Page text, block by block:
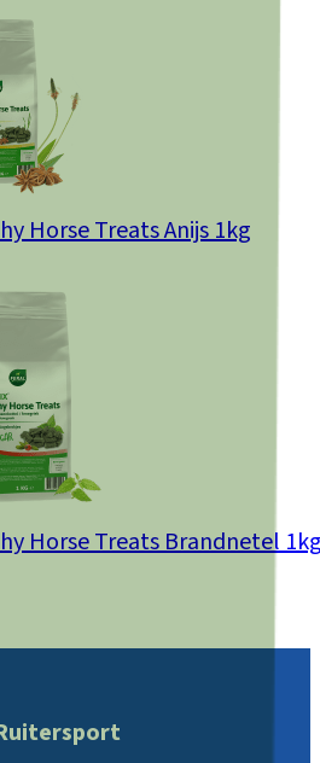
Horse Treats Anijs 1kg
Horse Treats Brandnetel